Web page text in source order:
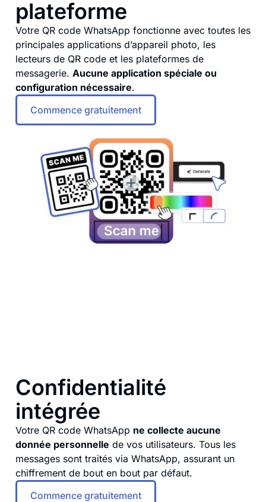
plateforme
Votre QR code WhatsApp fonctionne avec toutes les
principales applications d’appareil photo, les
lecteurs de QR code et les plateformes de
messagerie. Aucune application spéciale ou
configuration nécessaire.
Commence gratuitement
Confidentialité
intégrée
Votre QR code WhatsApp ne collecte aucune
donnée personnelle de vos utilisateurs. Tous les
messages sont traités via WhatsApp, assurant un
chiffrement de bout en bout par défaut.
Commence gratuitement